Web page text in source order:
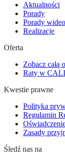
Aktualności
Porady
Porady wideo
Realizacje
Oferta
Zobacz całą
Raty w
Kwestie prawne
Polityka
Regulamin
Zasady
Śledź nas na